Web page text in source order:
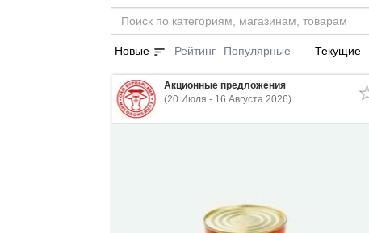
Новые sort Рейтинг Популярные Текущие
Акционные предложения
(20 Июля - 16 Августа 2026)